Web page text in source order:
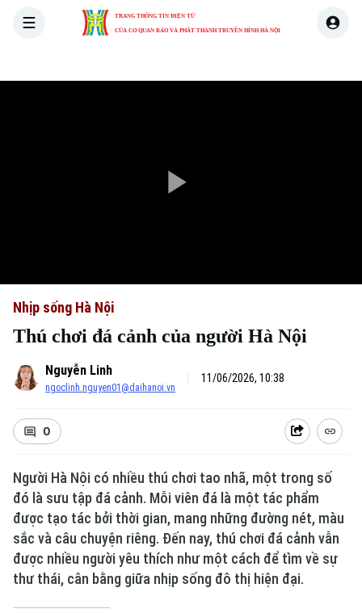
TRANG THÔNG TIN ĐIỆN TỬ
CỦA CƠ QUAN BÁO VÀ PHÁT THANH TRUYỀN HÌNH HÀ NỘI
Xu hướng
Nhịp sống Hà Nội
Thú chơi đá cảnh của người Hà Nội
Nguyễn Linh
ngoclinh.nguyen01@daihanoi.vn
11/06/2026, 10:38
0
Người Hà Nội có nhiều thú chơi tao nhã, một trong số
đó là sưu tập đá cảnh. Mỗi viên đá là một tác phẩm
được tạo tác bởi thời gian, mang những đường nét, màu
sắc và câu chuyện riêng. Đến nay, thú chơi đá cảnh vẫn
được nhiều người yêu thích như một cách để tìm về sự
thư thái, cân bằng giữa nhịp sống đô thị hiện đại.